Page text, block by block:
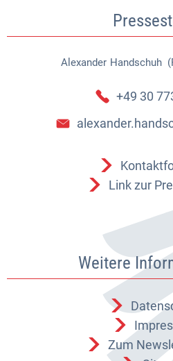
Alexander Handschuh
+49 30
Link zur
Weitere
Zum